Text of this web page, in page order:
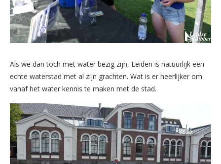
Als we dan toch met water bezig zijn, Leiden is natuurlijk een
echte waterstad met al zijn grachten. Wat is er heerlijker om
vanaf het water kennis te maken met de stad.